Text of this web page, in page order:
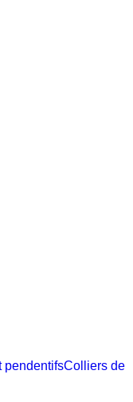
pendentifsColliers de